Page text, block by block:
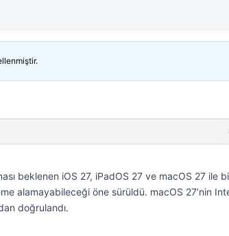
beklenen iOS 27, iPadOS 27 ve macOS 27 ile
alamayabileceği öne sürüldü. macOS 27’nin
doğrulandı.